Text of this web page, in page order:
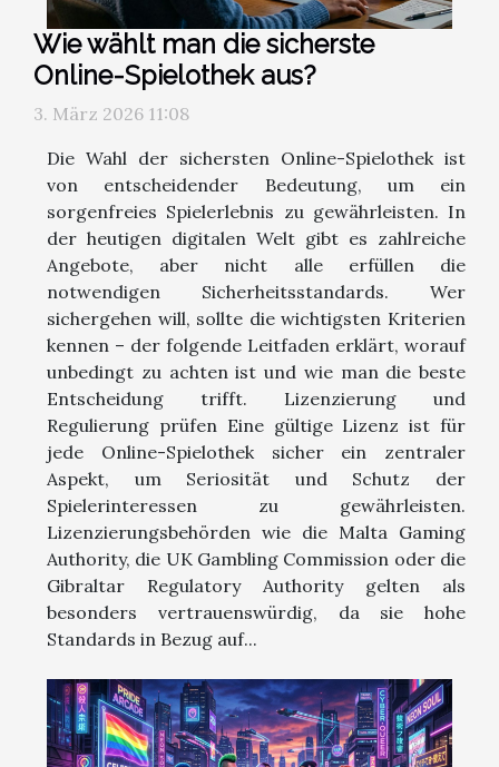
Wie wählt man die sicherste
Online-Spielothek aus?
3. März 2026 11:08
Die Wahl der sichersten Online-Spielothek ist
von entscheidender Bedeutung, um ein
sorgenfreies Spielerlebnis zu gewährleisten. In
der heutigen digitalen Welt gibt es zahlreiche
Angebote, aber nicht alle erfüllen die
notwendigen Sicherheitsstandards. Wer
sichergehen will, sollte die wichtigsten Kriterien
kennen – der folgende Leitfaden erklärt, worauf
unbedingt zu achten ist und wie man die beste
Entscheidung trifft. Lizenzierung und
Regulierung prüfen Eine gültige Lizenz ist für
jede Online-Spielothek sicher ein zentraler
Aspekt, um Seriosität und Schutz der
Spielerinteressen zu gewährleisten.
Lizenzierungsbehörden wie die Malta Gaming
Authority, die UK Gambling Commission oder die
Gibraltar Regulatory Authority gelten als
besonders vertrauenswürdig, da sie hohe
Standards in Bezug auf...